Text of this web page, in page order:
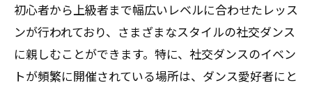
初心者から上級者まで幅広いレベルに合わせたレッス
ンが行われており、さまざまなスタイルの社交ダンス
に親しむことができます。特に、社交ダンスのイベン
トが頻繁に開催されている場所は、ダンス愛好者にと